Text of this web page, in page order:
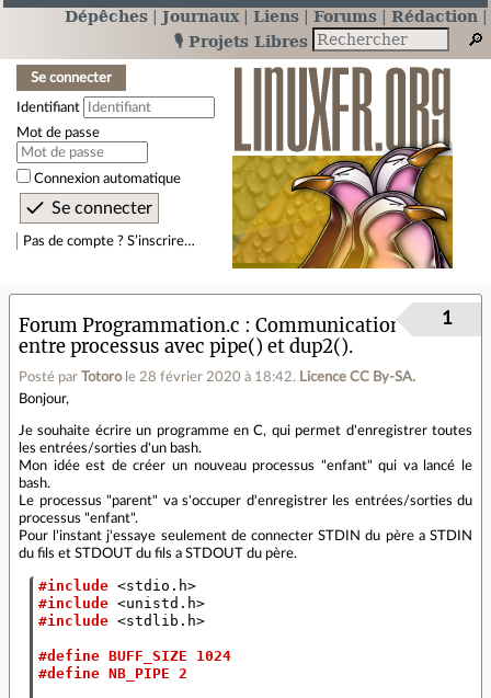
Dépêches Journaux Liens Forums
Rédaction
🎙️ Projets Libres
Se connecter
Identifiant
Mot de passe
Connexion automatique
Pas de compte ? S’inscrire…
Forum Programmation.c
Communication
entre processus avec pipe() et dup2().
Posté par Totoro le 28 février 2020 à 18:42. Licence CC By‑SA.
1
Bonjour,
Je souhaite écrire un programme en C, qui permet d'enregistrer toutes
les entrées/sorties d'un bash.
Mon idée est de créer un nouveau processus "enfant" qui va lancé le
bash.
Le processus "parent" va s'occuper d'enregistrer les entrées/sorties du
processus "enfant".
Pour l'instant j'essaye seulement de connecter STDIN du père a STDIN
du fils et STDOUT du fils a STDOUT du père.
#include <stdio.h>
#include <unistd.h>
#include <stdlib.h>
#define BUFF_SIZE 1024
#define NB_PIPE 2